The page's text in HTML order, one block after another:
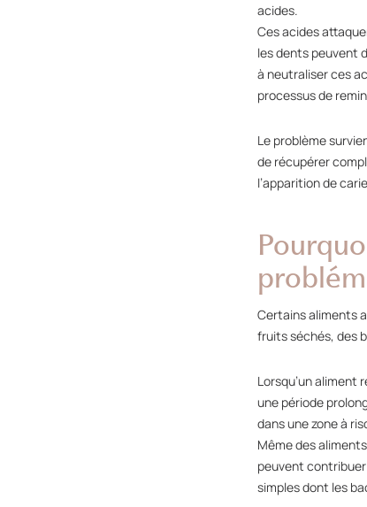
acides.
Ces acides
les dents peuvent
à neutraliser ces
processus de
Le problème
de récupérer
l’apparition de
Certains aliments
fruits séchés, des
Lorsqu’un aliment
une période
dans une zone à
Même des
peuvent
simples dont les